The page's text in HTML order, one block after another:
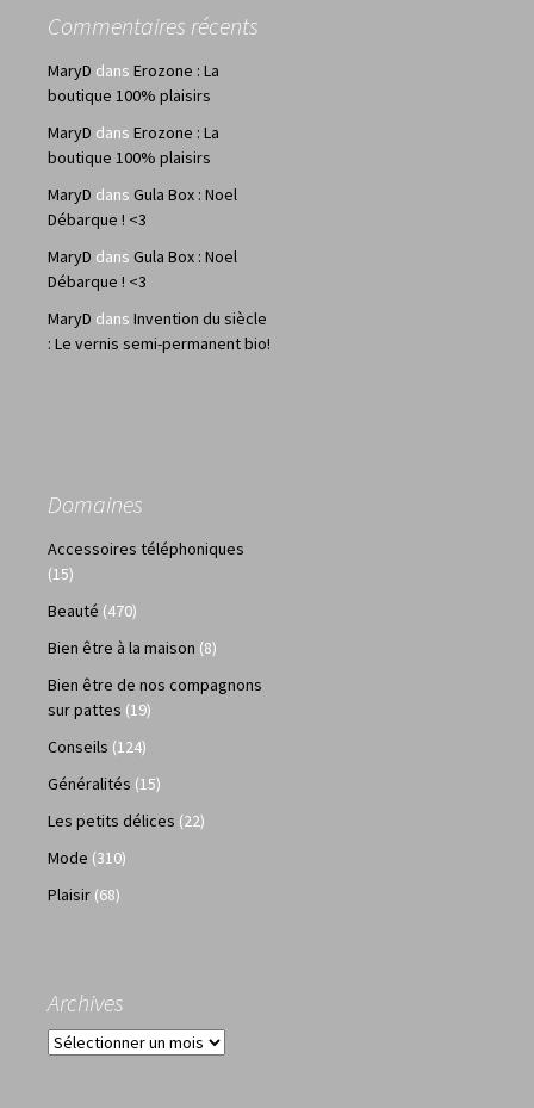
Commentaires récents
MaryD dans Erozone : La
boutique 100% plaisirs
MaryD dans Erozone : La
boutique 100% plaisirs
MaryD dans Gula Box : Noel
Débarque ! <3
MaryD dans Gula Box : Noel
Débarque ! <3
MaryD dans Invention du siècle
: Le vernis semi-permanent bio!
Domaines
Accessoires téléphoniques
(15)
Beauté (470)
Bien être à la maison (8)
Bien être de nos compagnons
sur pattes (19)
Conseils (124)
Généralités (15)
Les petits délices (22)
Mode (310)
Plaisir (68)
Archives
Archives